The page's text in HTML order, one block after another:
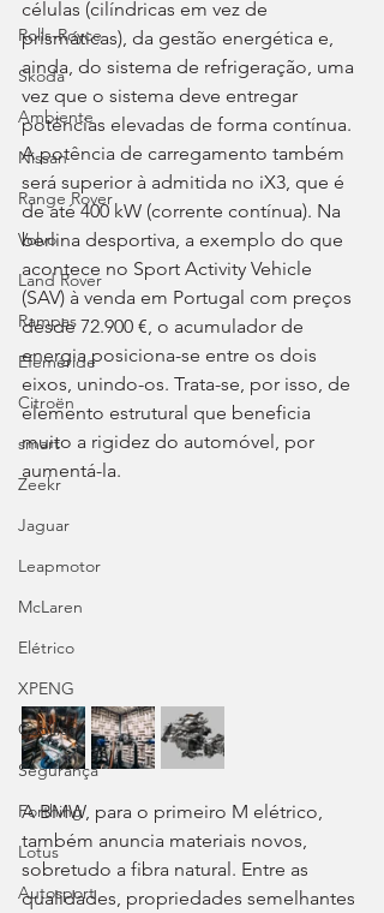
Rolls-Royce
Skoda
Ambiente
Nissan
Range Rover
Volvo
Land Rover
Rampas
Efeméride
Citroën
smart
Zeekr
Jaguar
Leapmotor
McLaren
Elétrico
XPENG
Cadillac
Segurança
Forthing
Lotus
Autosport
células (cilíndricas em vez de
prismáticas), da gestão energética e,
ainda, do sistema de refrigeração, uma
vez que o sistema deve entregar
potências elevadas de forma contínua.
A potência de carregamento também
será superior à admitida no iX3, que é
de até 400 kW (corrente contínua). Na
berlina desportiva, a exemplo do que
acontece no Sport Activity Vehicle
(SAV) à venda em Portugal com preços
desde 72.900 €, o acumulador de
energia posiciona-se entre os dois
eixos, unindo-os. Trata-se, por isso, de
elemento estrutural que beneficia
muito a rigidez do automóvel, por
aumentá-la.
A BMW, para o primeiro M elétrico,
também anuncia materiais novos,
sobretudo a fibra natural. Entre as
qualidades, propriedades semelhantes